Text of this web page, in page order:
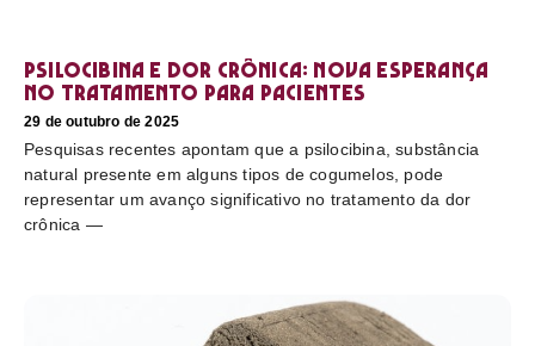
Psilocibina e dor crônica: nova esperança
no tratamento para pacientes
29 de outubro de 2025
Pesquisas recentes apontam que a psilocibina, substância
natural presente em alguns tipos de cogumelos, pode
representar um avanço significativo no tratamento da dor
crônica —